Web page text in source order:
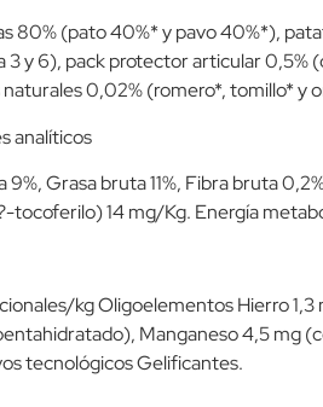
80% (pato 40%* y pavo 40%*),
3 y 6), pack protector articular 0,5%
0,02% (romero*, tomillo* y
analíticos
9%, Grasa bruta 11%, Fibra bruta
14 mg/Kg. Energía
kg Oligoelementos Hierro
Manganeso 4,5 mg
tecnológicos Gelificantes.